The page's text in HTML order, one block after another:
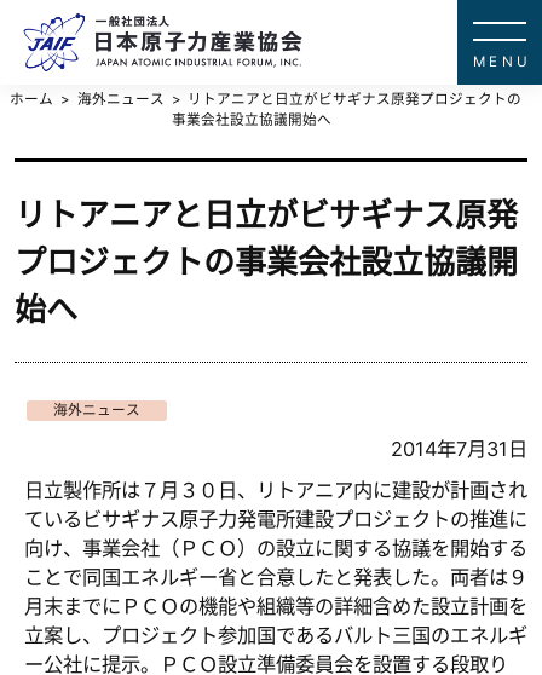
ホーム 海外ニュース
リトアニアと日立がビサギナス原発プロジェクトの
事業会社設立協議開始へ
リトアニアと日立がビサギナス原発
プロジェクトの事業会社設立協議開
始へ
海外ニュース
2014年7月31日
日立製作所は７月３０日、リトアニア内に建設が計画され
ているビサギナス原子力発電所建設プロジェクトの推進に
向け、事業会社（ＰＣＯ）の設立に関する協議を開始する
ことで同国エネルギー省と合意したと発表した。両者は９
月末までにＰＣＯの機能や組織等の詳細含めた設立計画を
立案し、プロジェクト参加国であるバルト三国のエネルギ
ー公社に提示。ＰＣＯ設立準備委員会を設置する段取り